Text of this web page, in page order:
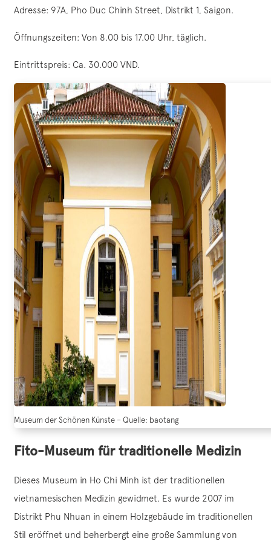
Adresse: 97A, Pho Duc Chinh Street, Distrikt 1, Saigon.
Öffnungszeiten: Von 8.00 bis 17.00 Uhr, täglich.
Eintrittspreis: Ca. 30.000 VND.
Museum der Schönen Künste – Quelle: baotang
Fito-Museum für traditionelle Medizin
Dieses Museum in Ho Chi Minh ist der traditionellen
vietnamesischen Medizin gewidmet. Es wurde 2007 im
Distrikt Phu Nhuan in einem Holzgebäude im traditionellen
Stil eröffnet und beherbergt eine große Sammlung von